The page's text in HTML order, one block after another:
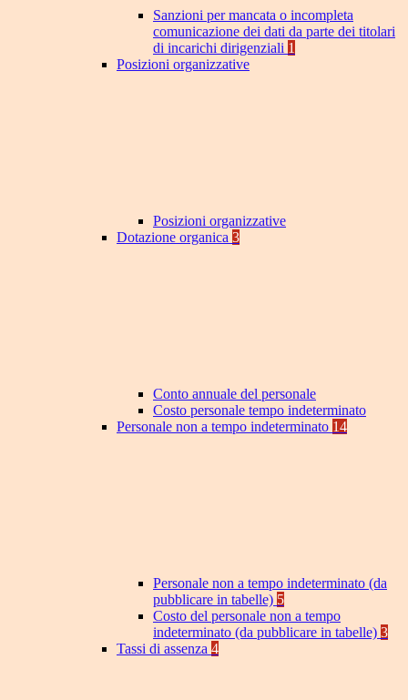
Sanzioni per mancata o incompleta
comunicazione dei dati da parte dei titolari
di incarichi dirigenziali 1
Posizioni organizzative
Posizioni organizzative
Dotazione organica 3
Conto annuale del personale
Costo personale tempo indeterminato
Personale non a tempo indeterminato 14
Personale non a tempo indeterminato (da
pubblicare in tabelle) 5
Costo del personale non a tempo
indeterminato (da pubblicare in tabelle) 3
Tassi di assenza 4